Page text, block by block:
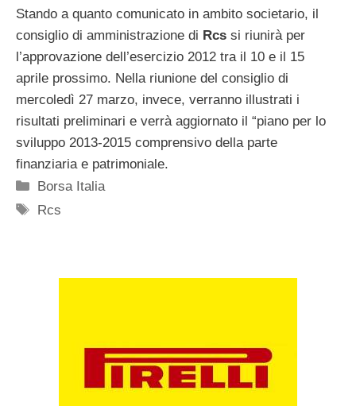
Stando a quanto comunicato in ambito societario, il
consiglio di amministrazione di Rcs si riunirà per
l’approvazione dell’esercizio 2012 tra il 10 e il 15
aprile prossimo. Nella riunione del consiglio di
mercoledì 27 marzo, invece, verranno illustrati i
risultati preliminari e verrà aggiornato il “piano per lo
sviluppo 2013-2015 comprensivo della parte
finanziaria e patrimoniale.
Categorie
Borsa Italia
Tag
Rcs